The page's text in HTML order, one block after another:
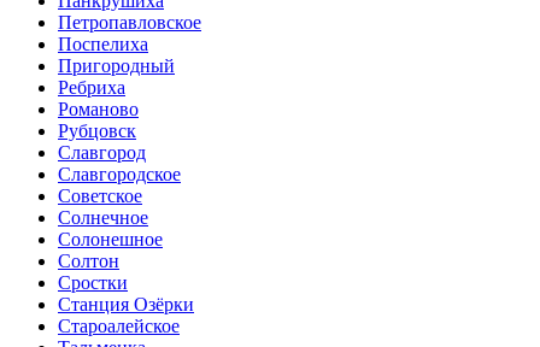
Петропавловское
Поспелиха
Пригородный
Ребриха
Романово
Рубцовск
Славгород
Славгородское
Советское
Солнечное
Солонешное
Солтон
Сростки
Станция Озёрки
Староалейское